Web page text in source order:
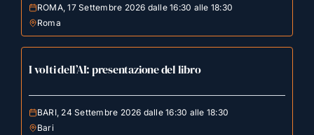
ROMA, 17 Settembre 2026 dalle 16:30 alle 18:30
Roma
I volti dell’AI: presentazione del libro
BARI, 24 Settembre 2026 dalle 16:30 alle 18:30
Bari